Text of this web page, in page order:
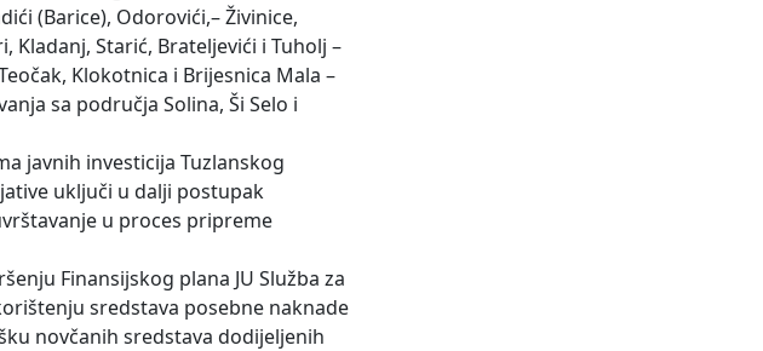
(Barice), Odorovići,– Živinice,
Kladanj, Starić, Brateljevići i Tuholj –
Klokotnica i Brijesnica Mala –
sa područja Solina, Ši Selo i
javnih investicija Tuzlanskog
uključi u dalji postupak
u proces pripreme
Finansijskog plana JU Služba za
sredstava posebne naknade
novčanih sredstava dodijeljenih